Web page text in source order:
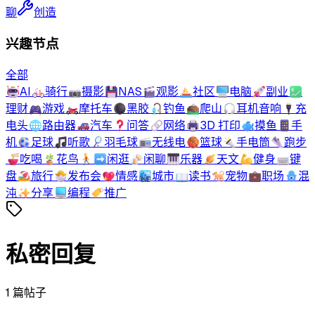
聊
创造
兴趣节点
全部
🤖AI🚲骑行📷摄影💾NAS🎬观影⛵社区🖥️电脑🚀副业💹
理财🎮游戏🏍️摩托车⚫黑胶 🎣钓鱼⛰️爬山🎧耳机音响 🔌 充
电头🌐路由器🚗汽车 ❓ 问答🔗网络🖨️3D 打印🐟摸鱼 📱手
机⚽足球🎵听歌 🏸羽毛球📻无线电🏀篮球🔦手电筒👟跑步
🍜吃喝 🪴 花鸟 🚶‍➡️闲逛🍻闲聊🎹乐器🪐天文💪健身⌨️键
盘🏖️旅行🐣发布会💖情感🏙️城市📖读书🐕宠物💼职场🪬混
沌✨分享💻编程🏷️推广
私密回复
1 篇帖子